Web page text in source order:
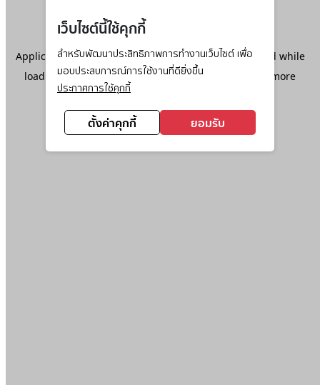
เว็บไซต์นี้ใช้คุกกี้
สำหรับพัฒนาประสิทธิภาพการทำงานเว็บไซต์ เพื่อ
มอบประสบการณ์การใช้งานที่ดียิ่งขึ้น
ประกาศการใช้คุกกี้
ตั้งค่าคุกกี้ ยอมรับ
Application error: aclient-side exception has occurred while
loadingwww.ktc.co.th(see the browser console
for more
information).